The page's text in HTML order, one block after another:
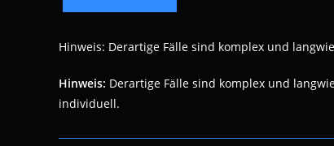
Hinweis: Derartige Fälle sind komplex und
Hinweis: Derartige Fälle sind komplex und
individuell.